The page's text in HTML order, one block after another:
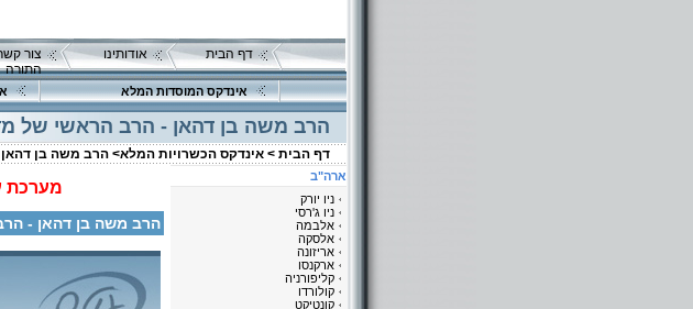
דף הבית אודותינו
צור
התורה
אינדקס המוסדות המלא
הרב משה בן דהאן - הרב הראשי של
דף הבית > אינדקס הכשרויות המלא> הרב משה בן
מערכת
הרב משה בן דהאן -
ארה"ב
ניו יורק
ניו ג'רסי
אלבמה
אלסקה
אריזונה
ארקנסו
קליפורניה
קולורדו
קונטיקט